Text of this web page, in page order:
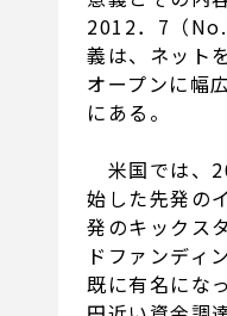
2012．7（
義は、ネット
オープンに幅
にある。
米国では、
始した先発の
発のキックス
ドファンディ
既に有名にな